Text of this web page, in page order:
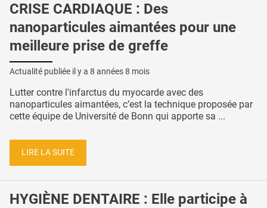
CRISE CARDIAQUE : Des
nanoparticules aimantées pour une
meilleure prise de greffe
Actualité publiée il y a 8 années 8 mois
Lutter contre l'infarctus du myocarde avec des
nanoparticules aimantées, c’est la technique proposée par
cette équipe de Université de Bonn qui apporte sa ...
LIRE LA SUITE
HYGIÈNE DENTAIRE : Elle participe à